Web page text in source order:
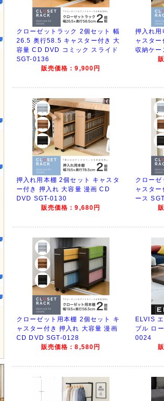
クローゼットラック 2個セット 幅
26.5 奥行58.5 キャスター付き 大
容量 CD DVD コミック スライド
SGT-0136
販売価格：9,900円
押入れ用
ャスタ
収納ケ
押入れ用本棚 2個セット キャスタ
ー付き 押入れ 大容量 漫画 CD
DVD SGT-0130
販売価格：9,680円
クロー
ャスタ
ース
クローゼット用本棚 2個セット キ
ャスター付き 押入れ 大容量 漫画
CD DVD SGT-0128
販売価格：8,580円
ELVIS
ブル ロ
0024